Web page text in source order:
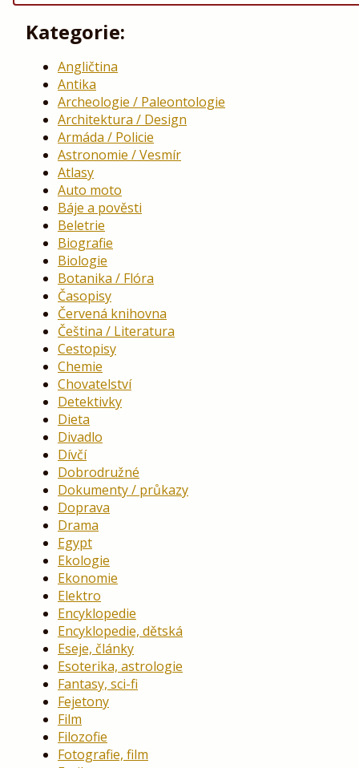
Kategorie:
Angličtina
Antika
Archeologie / Paleontologie
Architektura / Design
Armáda / Policie
Astronomie / Vesmír
Atlasy
Auto moto
Báje a pověsti
Beletrie
Biografie
Biologie
Botanika / Flóra
Časopisy
Červená knihovna
Čeština / Literatura
Cestopisy
Chemie
Chovatelství
Detektivky
Dieta
Divadlo
Dívčí
Dobrodružné
Dokumenty / průkazy
Doprava
Drama
Egypt
Ekologie
Ekonomie
Elektro
Encyklopedie
Encyklopedie, dětská
Eseje, články
Esoterika, astrologie
Fantasy, sci-fi
Fejetony
Film
Filozofie
Fotografie, film